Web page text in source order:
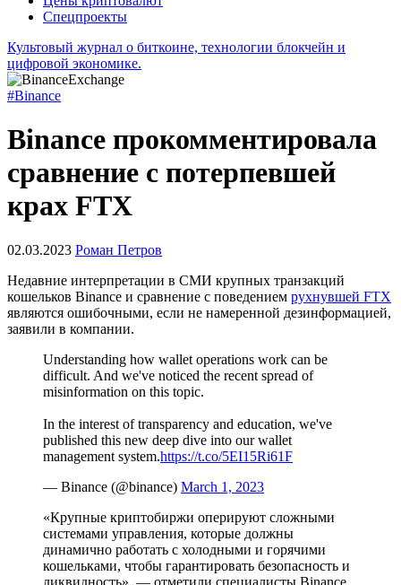
Спецпроекты
Культовый журнал о биткоине, технологии блокчейн и
цифровой экономике.
#Binance
Binance прокомментировала
сравнение с потерпевшей
крах FTX
02.03.2023 Роман Петров
Недавние интерпретации в СМИ крупных транзакций
кошельков Binance и сравнение с поведением рухнувшей FTX
являются ошибочными, если не намеренной дезинформацией,
заявили в компании.
Understanding how wallet operations work can be
difficult. And we've noticed the recent spread of
misinformation on this topic.
In the interest of transparency and education, we've
published this new deep dive into our wallet
management system.https://t.co/5EI15Ri61F
— Binance (@binance) March 1, 2023
«Крупные криптобиржи оперируют сложными
системами управления, которые должны
динамично работать с холодными и горячими
кошельками, чтобы гарантировать безопасность и
ликвидность», — отметили специалисты Binance.